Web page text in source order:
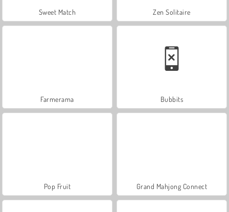
Sweet Match Zen Solitaire
Farmerama Bubbits
Pop Fruit Grand Mahjong Connect